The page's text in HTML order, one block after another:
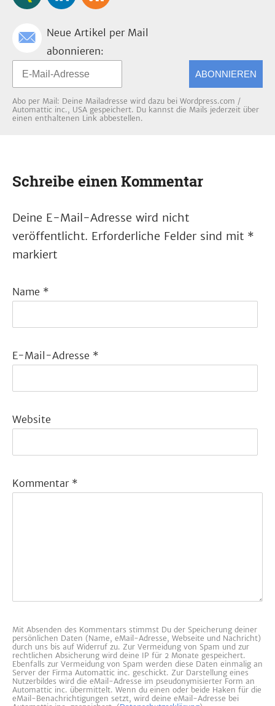
Neue Artikel per Mail
abonnieren:
ABONNIEREN
Abo per Mail: Deine Mailadresse wird dazu bei Wordpress.com /
Automattic inc., USA gespeichert. Du kannst die Mails jederzeit über
einen enthaltenen Link abbestellen.
Schreibe einen Kommentar
Deine E-Mail-Adresse wird nicht
veröffentlicht. Erforderliche Felder sind mit *
markiert
Name *
E-Mail-Adresse *
Website
Kommentar *
Mit Absenden des Kommentars stimmst Du der Speicherung deiner
persönlichen Daten (Name, eMail-Adresse, Webseite und Nachricht)
durch uns bis auf Widerruf zu. Zur Vermeidung von Spam und zur
rechtlichen Absicherung wird deine IP für 2 Monate gespeichert.
Ebenfalls zur Vermeidung von Spam werden diese Daten einmalig an
Server der Firma Automattic inc. geschickt. Zur Darstellung eines
Nutzerbildes wird die eMail-Adresse im pseudonymisierter Form an
Automattic inc. übermittelt. Wenn du einen oder beide Haken für die
eMail-Benachrichtigungen setzt, wird deine eMail-Adresse bei